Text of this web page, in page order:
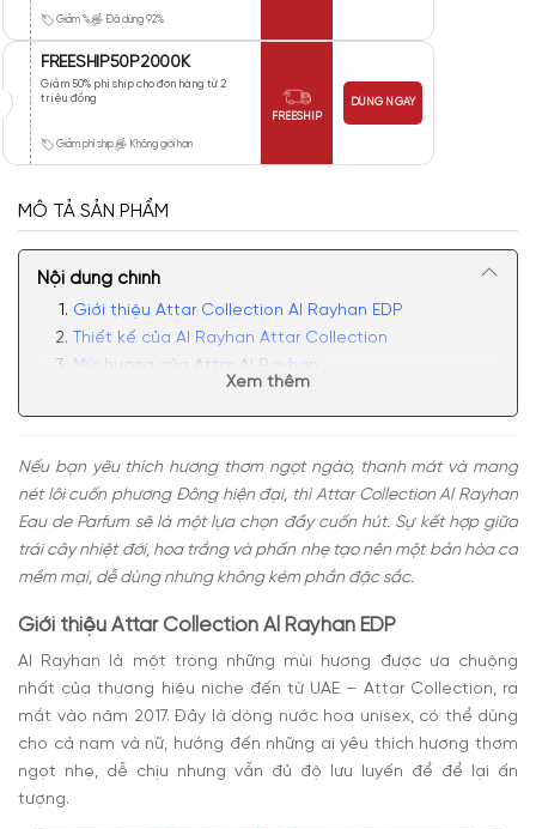
Giảm % Đã dùng 92%
FREESHIP50P2000K
Giảm 50% phí ship cho đơn hàng từ 2
triệu đồng
Giảm phí ship Không giới hạn
FREESHIP
DÙNG NGAY
MÔ TẢ SẢN PHẨM
Nội dung chính
Giới thiệu Attar Collection Al Rayhan EDP
Thiết kế của Al Rayhan Attar Collection
Mùi hương của Attar Al Rayhan
Xem thêm
Nếu bạn yêu thích hương thơm ngọt ngào, thanh mát và mang
nét lôi cuốn phương Đông hiện đại, thì Attar Collection Al Rayhan
Eau de Parfum sẽ là một lựa chọn đầy cuốn hút. Sự kết hợp giữa
trái cây nhiệt đới, hoa trắng và phấn nhẹ tạo nên một bản hòa ca
mềm mại, dễ dùng nhưng không kém phần đặc sắc.
Giới thiệu Attar Collection Al Rayhan EDP
Al Rayhan là một trong những mùi hương được ưa chuộng
nhất của thương hiệu niche đến từ UAE – Attar Collection, ra
mắt vào năm 2017. Đây là dòng nước hoa unisex, có thể dùng
cho cả nam và nữ, hướng đến những ai yêu thích hương thơm
ngọt nhẹ, dễ chịu nhưng vẫn đủ độ lưu luyến để để lại ấn
tượng.